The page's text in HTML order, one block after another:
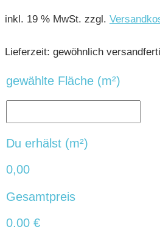
inkl. 19 % MwSt. zzgl.
Lieferzeit: gewöhnlich
gewählte Fläche (m²)
Du erhälst (m²)
0,00
Gesamtpreis
0,00 €